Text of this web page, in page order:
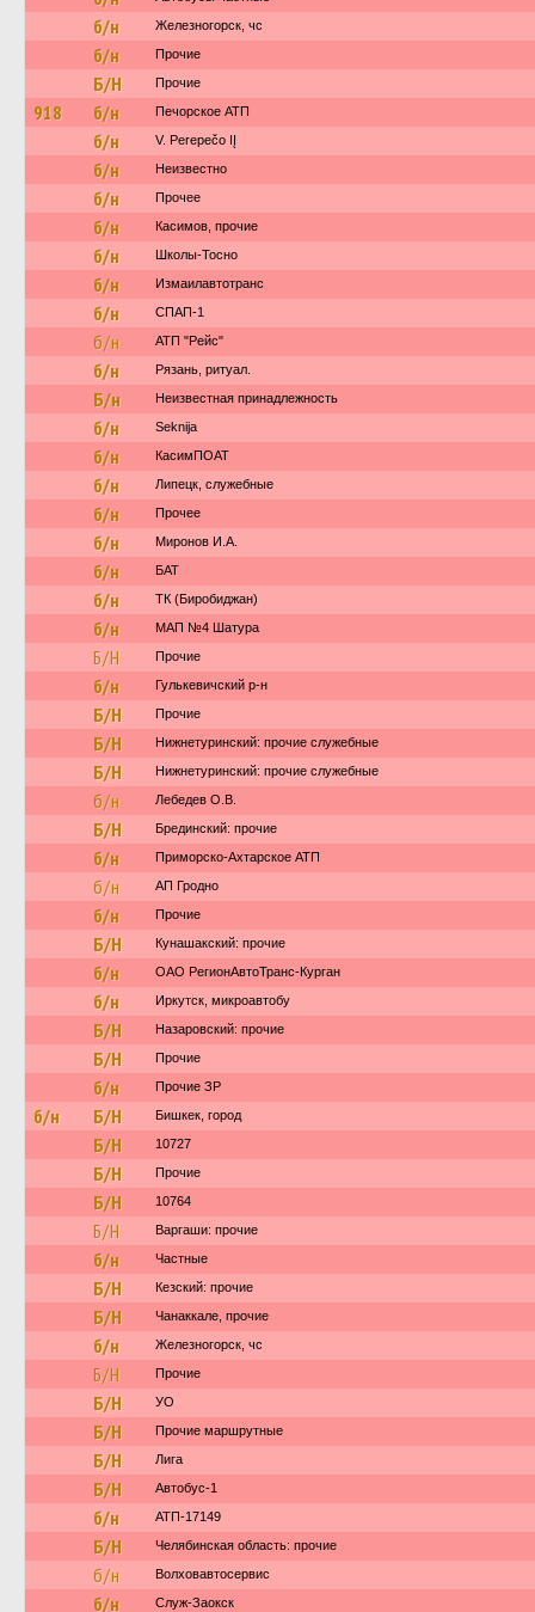
б/н Железногорск, чс
б/н Прочие
Б/Н Прочие
918 б/н Печорское АТП
б/н V. Perepečo IĮ
б/н Неизвестно
б/н Прочее
б/н Касимов, прочие
б/н Школы-Тосно
б/н Измаилавтотранс
б/н СПАП-1
б/н АТП "Рейс"
б/н Рязань, ритуал.
Б/н Неизвестная принадлежность
б/н Seknija
б/н КасимПОАТ
б/н Липецк, служебные
б/н Прочее
б/н Миронов И.А.
б/н БАТ
б/н ТК (Биробиджан)
б/н МАП №4 Шатура
Б/Н Прочие
б/н Гулькевичский р-н
Б/Н Прочие
Б/Н Нижнетуринский: прочие служебные
Б/Н Нижнетуринский: прочие служебные
б/н Лебедев О.В.
Б/Н Брединский: прочие
б/н Приморско-Ахтарское АТП
б/н АП Гродно
б/н Прочие
Б/Н Кунашакский: прочие
б/н ОАО РегионАвтоТранс-Курган
б/н Иркутск, микроавтобу
Б/Н Назаровский: прочие
Б/Н Прочие
б/н Прочие ЗР
б/н Б/Н Бишкек, город
Б/Н 10727
Б/Н Прочие
Б/Н 10764
Б/Н Варгаши: прочие
б/н Частные
Б/Н Кезский: прочие
Б/Н Чанаккале, прочие
б/н Железногорск, чс
Б/Н Прочие
Б/Н УО
Б/Н Прочие маршрутные
Б/Н Лига
Б/Н Автобус-1
б/н АТП-17149
Б/Н Челябинская область: прочие
б/н Волховавтосервис
б/н Служ-Заокск